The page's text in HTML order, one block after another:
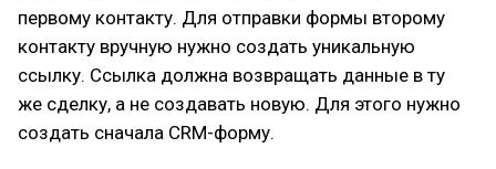
первому контакту. Для отправки формы второму
контакту вручную нужно создать уникальную
ссылку. Ссылка должна возвращать данные в ту
же сделку, а не создавать новую. Для этого нужно
создать сначала CRM-форму.